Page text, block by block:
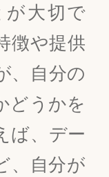
大切で
徴や提供
、自分の
どうかを
ば、デー
、自分が